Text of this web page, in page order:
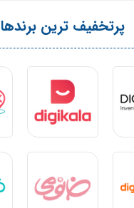
پرتخفیف ترین برندها